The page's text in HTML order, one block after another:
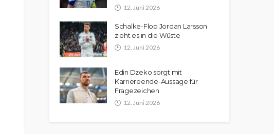
12. Juni 2026
Schalke-Flop Jordan Larsson
zieht es in die Wüste
12. Juni 2026
Edin Dzeko sorgt mit
Karriereende-Aussage für
Fragezeichen
12. Juni 2026